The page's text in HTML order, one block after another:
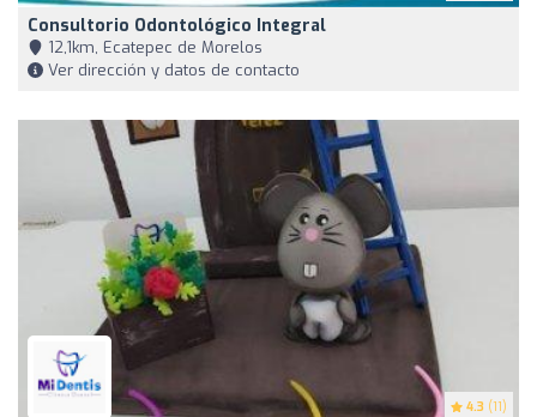
Consultorio Odontológico Integral
12,1km, Ecatepec de Morelos
Ver dirección y datos de contacto
4.3 (11)